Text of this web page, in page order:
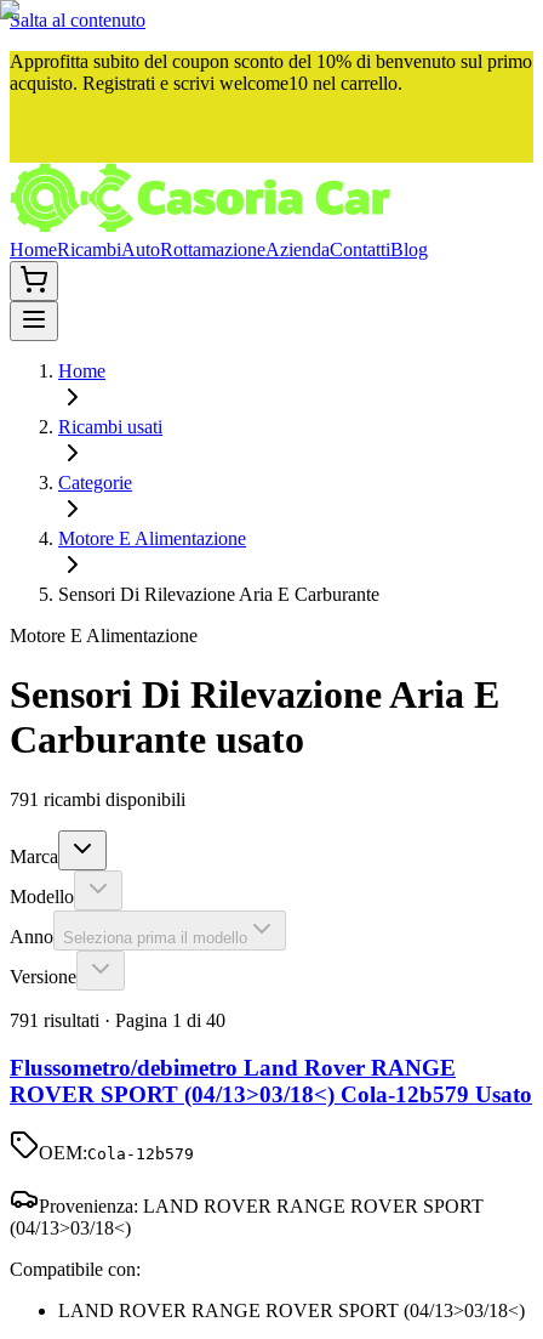
Salta al contenuto
Approfitta subito del coupon sconto del 10% di benvenuto sul primo
acquisto. Registrati e scrivi welcome10 nel carrello.
HomeRicambiAutoRottamazioneAziendaContattiBlog
Home
Ricambi usati
Categorie
Motore E Alimentazione
Sensori Di Rilevazione Aria E Carburante
Motore E Alimentazione
Sensori Di Rilevazione Aria E
Carburante usato
791 ricambi disponibili
Marca
Modello
Anno Seleziona prima il modello
Versione
791 risultati · Pagina 1 di 40
Flussometro/debimetro Land Rover RANGE
ROVER SPORT (04/13>03/18<) Cola-12b579 Usato
OEM:Cola-12b579
Provenienza: LAND ROVER RANGE ROVER SPORT
(04/13>03/18<)
Compatibile con:
LAND ROVER RANGE ROVER SPORT (04/13>03/18<)